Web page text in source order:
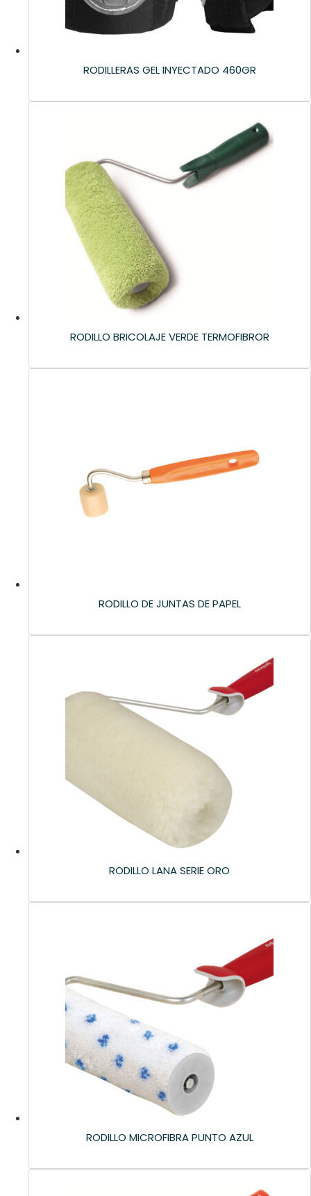
RODILLERAS GEL INYECTADO 460GR
RODILLO BRICOLAJE VERDE TERMOFIBROR
RODILLO DE JUNTAS DE PAPEL
RODILLO LANA SERIE ORO
RODILLO MICROFIBRA PUNTO AZUL